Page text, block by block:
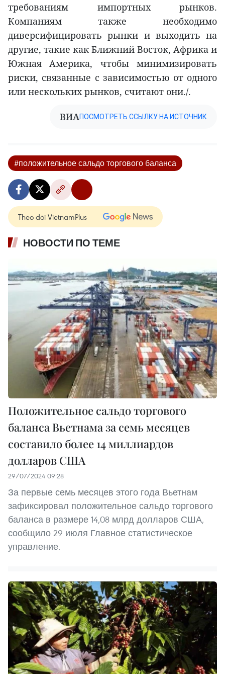
требованиям импортных рынков.
Компаниям также необходимо
диверсифицировать рынки и выходить на
другие, такие как Ближний Восток, Африка и
Южная Америка, чтобы минимизировать
риски, связанные с зависимостью от одного
или нескольких рынков, считают они./.
ВИАПОСМОТРЕТЬ ССЫЛКУ НА ИСТОЧНИК
#положительное сальдо торгового баланса
Theo dõi VietnamPlus
НОВОСТИ ПО ТЕМЕ
Положительное сальдо торгового
баланса Вьетнама за семь месяцев
составило более 14 миллиардов
долларов США
29/07/2024 09:28
За первые семь месяцев этого года Вьетнам
зафиксировал положительное сальдо торгового
баланса в размере 14,08 млрд долларов США,
сообщило 29 июля Главное статистическое
управление.